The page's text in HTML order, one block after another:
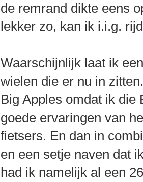
de remrand dikte eens
lekker zo, kan ik i.i.g.
Waarschijnlijk laat ik
wielen die er nu in
Big Apples omdat ik
goede ervaringen van
fietsers. En dan in
en een setje naven dat
had ik namelijk al een